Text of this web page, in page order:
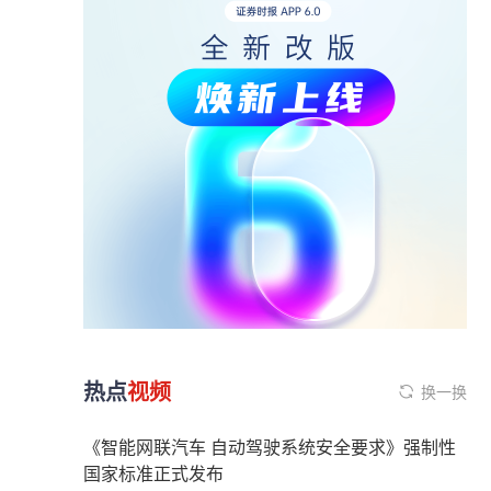
热点视频 换一换
《智能网联汽车 自动驾驶系统安全要求》强制性
国家标准正式发布